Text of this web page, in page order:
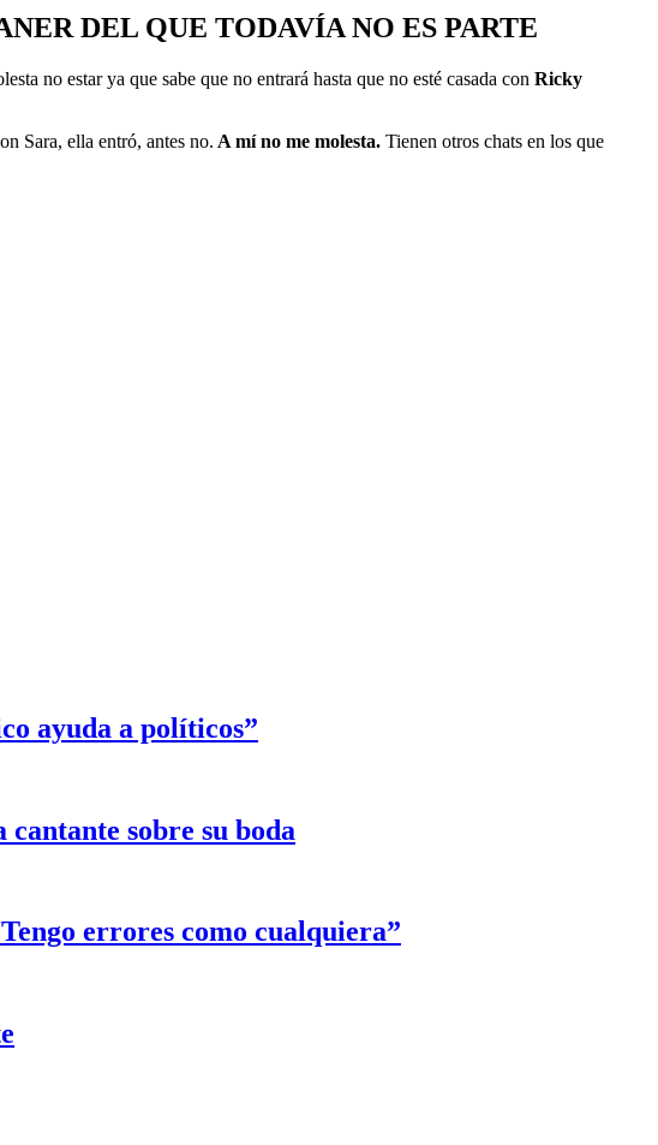
DEL QUE TODAVÍA NO ES PARTE
no estar ya que sabe que no entrará hasta que no esté casada con Ricky
Sara, ella entró, antes no. A mí no me molesta. Tienen otros chats en los que
ayuda a políticos”
sobre su boda
errores como cualquiera”